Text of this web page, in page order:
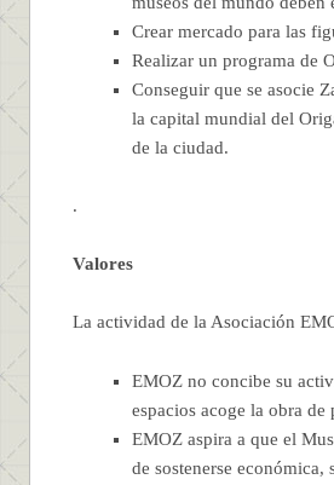
Crear mercado para las
Realizar un programa de
Conseguir que se asocie
la capital mundial del
de la ciudad.
.
Valores
La actividad de la Asociación
EMOZ no concibe su
espacios acoge la obra
EMOZ aspira a que el
de sostenerse